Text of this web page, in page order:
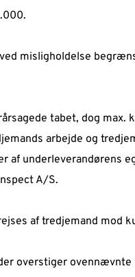
misligholdelse
tabet, dog max.
arbejde og
af underleverandørens
A/S.
af tredjemand mod
overstiger